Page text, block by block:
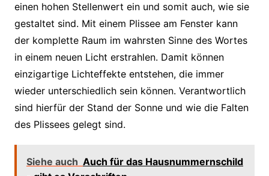
einen hohen Stellenwert ein und somit auch, wie sie
gestaltet sind. Mit einem Plissee am Fenster kann
der komplette Raum im wahrsten Sinne des Wortes
in einem neuen Licht erstrahlen. Damit können
einzigartige Lichteffekte entstehen, die immer
wieder unterschiedlich sein können. Verantwortlich
sind hierfür der Stand der Sonne und wie die Falten
des Plissees gelegt sind.
Siehe auch Auch für das Hausnummernschild